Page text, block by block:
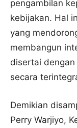
pengambilan
kebijakan. Hal
yang
membangun
disertai
secara
Demikian
Perry Warjiyo,